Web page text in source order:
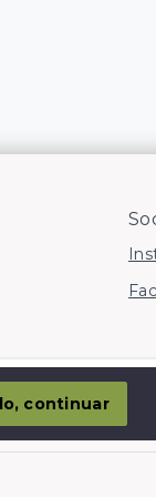
da Linkmob,
continuar